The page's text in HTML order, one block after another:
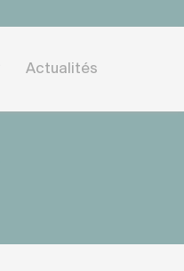
Actualités